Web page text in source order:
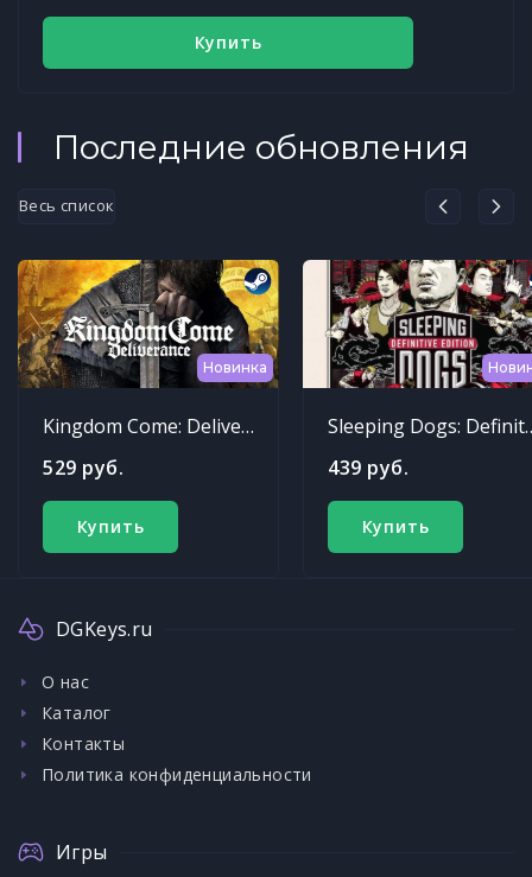
Купить
Последние обновления
Весь список
Новинка
Kingdom Come: Deliverance
529 руб.
Купить
Sleeping
439 руб.
Купить
DGKeys.ru
О нас
Каталог
Контакты
Политика конфиденциальности
Игры